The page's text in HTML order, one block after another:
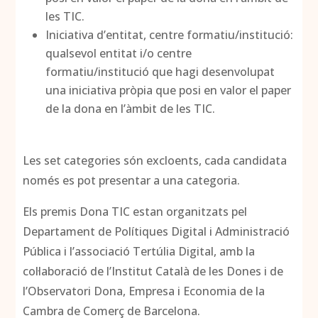
les TIC.
Iniciativa d’entitat, centre formatiu/institució:
qualsevol entitat i/o centre
formatiu/institució que hagi desenvolupat
una iniciativa pròpia que posi en valor el paper
de la dona en l’àmbit de les TIC.
Les set categories són excloents, cada candidata
només es pot presentar a una categoria.
Els premis Dona TIC estan organitzats pel
Departament de Polítiques Digital i Administració
Pública i l’associació Tertúlia Digital, amb la
col·laboració de l’Institut Català de les Dones i de
l’Observatori Dona, Empresa i Economia de la
Cambra de Comerç de Barcelona.